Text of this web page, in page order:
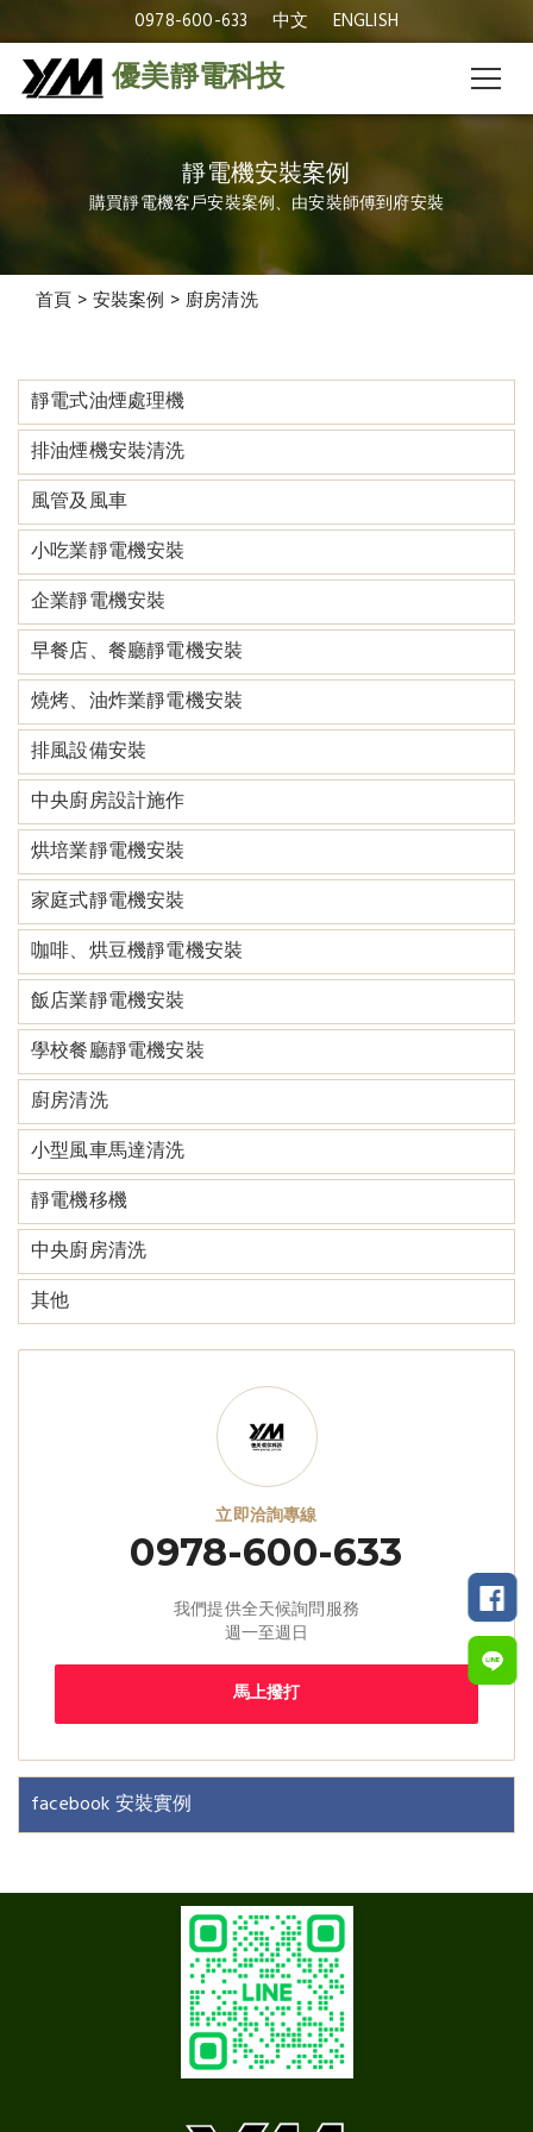
0978-600-633 中文 ENGLISH
優美靜電科技
靜電機安裝案例
購買靜電機客戶安裝案例、由安裝師傅到府安裝
安裝案例
首頁 > 安裝案例 > 廚房清洗
靜電式油煙處理機
排油煙機安裝清洗
風管及風車
小吃業靜電機安裝
企業靜電機安裝
早餐店、餐廳靜電機安裝
燒烤、油炸業靜電機安裝
排風設備安裝
中央廚房設計施作
烘培業靜電機安裝
家庭式靜電機安裝
咖啡、烘豆機靜電機安裝
飯店業靜電機安裝
學校餐廳靜電機安裝
廚房清洗
小型風車馬達清洗
靜電機移機
中央廚房清洗
其他
立即洽詢專線
0978-600-633
我們提供全天候詢問服務
週一至週日
馬上撥打
facebook 安裝實例